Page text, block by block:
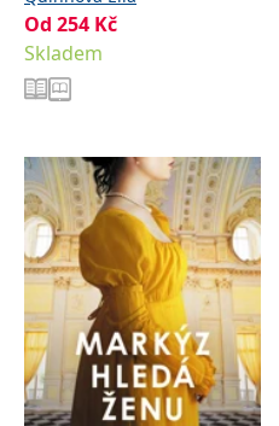
Od 254 Kč
Skladem